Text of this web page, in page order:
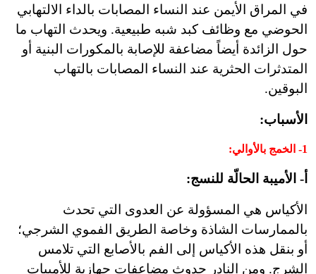
في المراق الأيمن عند النساء المصابات بالداء الالتهابي
الحوضي مع وظائف كبد شبه طبيعية. ويحدث التهاب ما
حول الزائدة أيضاً مضاعفة للإصابة بالمكورات البنية أو
المتدثرات الحثرية عند النساء المصابات بالتهاب
البوقين.
الأسباب:
1- الخمج بالأوالي:
أ- الأميبة الحالّة للنسج:
الأكياس هي المسؤولة عن العدوى التي تحدث
بالممارسات الشاذة وخاصة الطريق الفموي الشرجي؛
أو بنقل هذه الأكياس إلى الفم بالأصابع التي تلامس
الشرج. ومن النادر حدوث مضاعفات جهازية للأميبات